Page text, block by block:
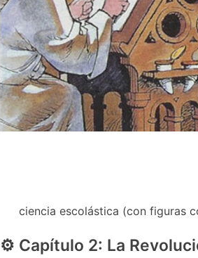
ciencia escolástica (con figuras
⚙️ Capítulo 2: La